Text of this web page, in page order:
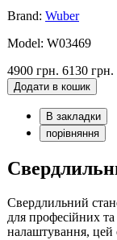
Brand: Wuber
Model: W03469
4900 грн. 6130 грн.
Додати в кошик
В закладки
порівняння
Свердлильний
для професійних
налаштування, цей